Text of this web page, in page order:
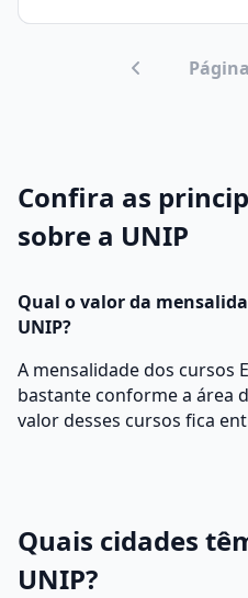
Confira as
sobre a UNIP
Qual o valor da
UNIP?
A mensalidade dos cursos
bastante conforme a área
valor desses cursos fica
Quais cidades
UNIP?